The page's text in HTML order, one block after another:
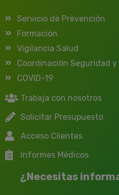
Servicio de Prevención
Formación
Vigilancia Salud
Coordinación Seguridad y
COVID-19
Trabaja con nosotros
Solicitar Presupuesto
Acceso Clientes
Informes Médicos
¿Necesitas